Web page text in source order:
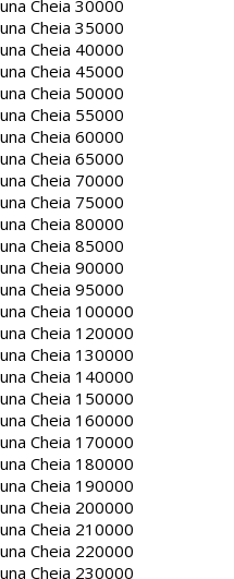
Cheia 30000
Cheia 35000
Cheia 40000
Cheia 45000
Cheia 50000
Cheia 55000
Cheia 60000
Cheia 65000
Cheia 70000
Cheia 75000
Cheia 80000
Cheia 85000
Cheia 90000
Cheia 95000
Cheia 100000
Cheia 120000
Cheia 130000
Cheia 140000
Cheia 150000
Cheia 160000
Cheia 170000
Cheia 180000
Cheia 190000
Cheia 200000
Cheia 210000
Cheia 220000
Cheia 230000